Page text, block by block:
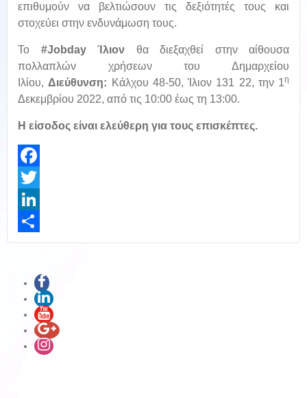
επιθυμούν να βελτιώσουν τις δεξιότητές τους και
στοχεύει στην ενδυνάμωση τους.
Το #Jobday Ίλιον θα διεξαχθεί στην αίθουσα
πολλαπλών χρήσεων του Δημαρχείου
Ιλίου,Διεύθυνση: Κάλχου 48-50, Ίλιον 131 22, την 1η
Δεκεμβρίου 2022, από τις 10:00 έως τη 13:00.
Η είσοδος είναι ελεύθερη για τους επισκέπτες.
Facebook
Twitter
LinkedIn
Share